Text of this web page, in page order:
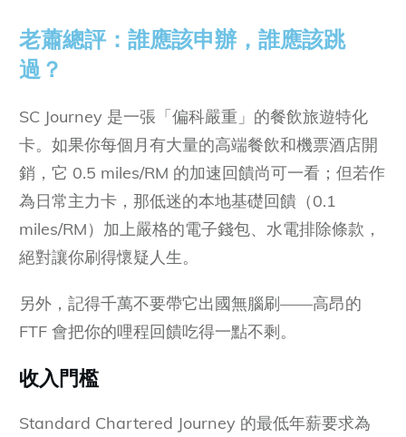
老蕭總評：誰應該申辦，誰應該跳
過？
SC Journey 是一張「偏科嚴重」的餐飲旅遊特化
卡。如果你每個月有大量的高端餐飲和機票酒店開
銷，它 0.5 miles/RM 的加速回饋尚可一看；但若作
為日常主力卡，那低迷的本地基礎回饋（0.1
miles/RM）加上嚴格的電子錢包、水電排除條款，
絕對讓你刷得懷疑人生。
另外，記得千萬不要帶它出國無腦刷——高昂的
FTF 會把你的哩程回饋吃得一點不剩。
收入門檻
Standard Chartered Journey 的最低年薪要求為